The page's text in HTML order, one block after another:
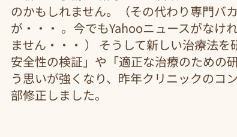
のかもしれません。（その代わり専門バ
が・・・ 。今でもYahooニュースがなけ
ません・・・ ） そうして新しい治療法
安全性の検証」や「適正な治療のための
う思いが強くなり、昨年クリニックのコ
部修正しました。